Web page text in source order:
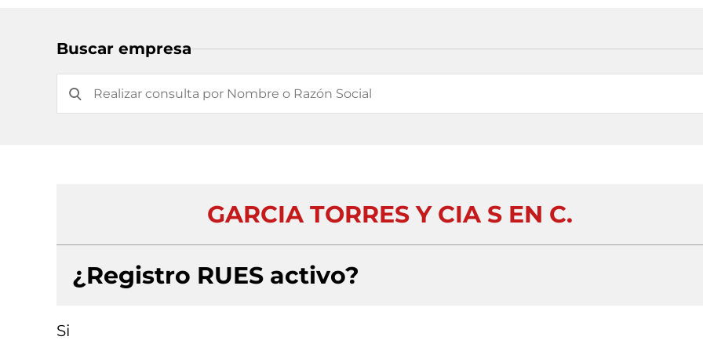
Buscar empresa
GARCIA TORRES Y CIA S EN C.
¿Registro RUES activo?
Si